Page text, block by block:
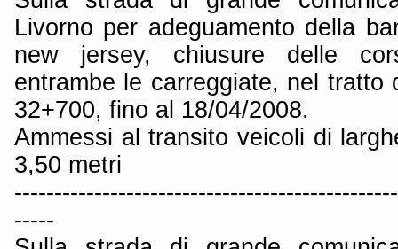
Livorno per adeguamento della
new jersey, chiusure delle
entrambe le carreggiate, nel tratto
32+700, fino al 18/04/2008.
Ammessi al transito veicoli di
3,50 metri
-----